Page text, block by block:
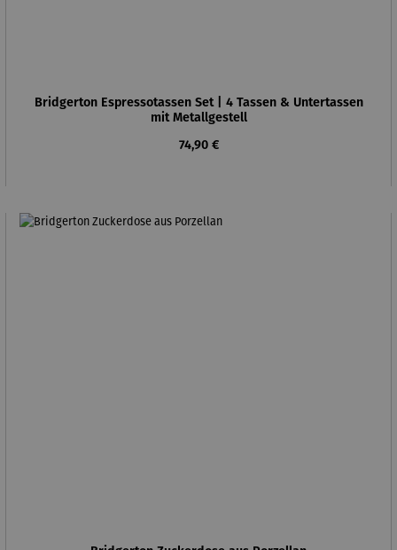
Bridgerton Espressotassen Set | 4 Tassen & Untertassen
mit Metallgestell
Regulärer Preis:
74,90 €